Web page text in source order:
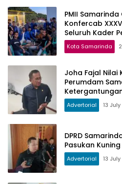
PMII
Konfercab
Seluruh Kader
Kota Samarinda
Joha Fajal Nilai
Perumdam
Advertorial 13
DPRD
Pasukan
Advertorial 13